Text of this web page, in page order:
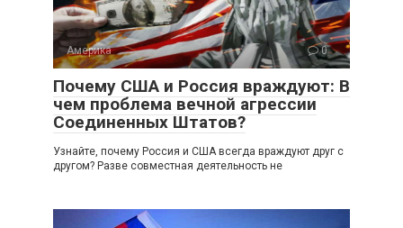
Америка 0
Почему США и Россия враждуют: В
чем проблема вечной агрессии
Соединенных Штатов?
Узнайте, почему Россия и США всегда враждуют друг с
другом? Разве совместная деятельность не